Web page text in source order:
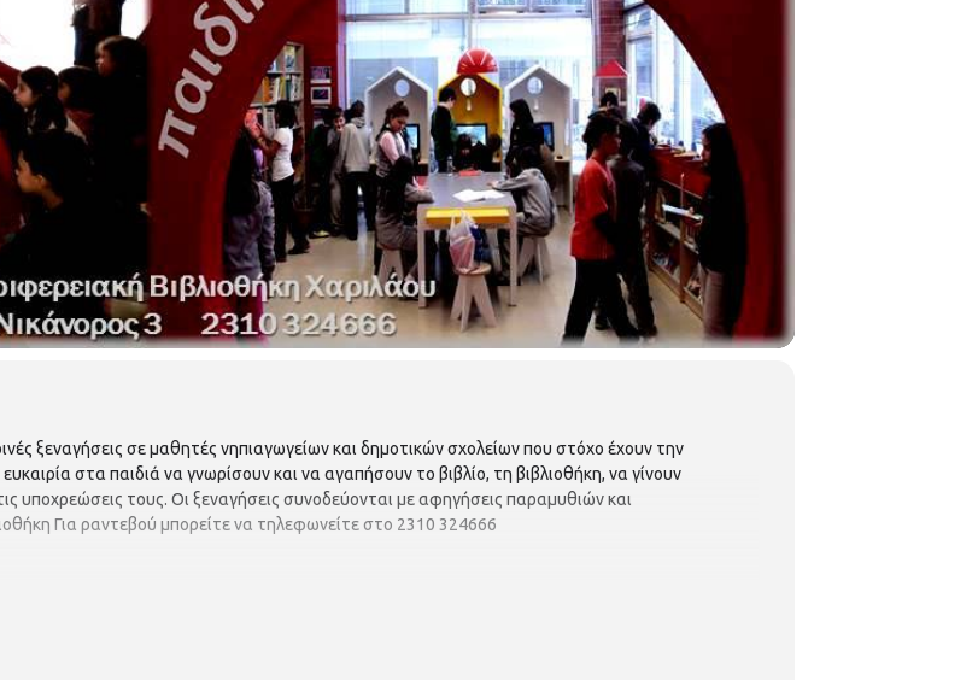
ξεναγήσεις σε μαθητές νηπιαγωγείων και δημοτικών σχολείων που στόχο έχουν την
στα παιδιά να γνωρίσουν και να αγαπήσουν το βιβλίο, τη βιβλιοθήκη, να γίνουν
υποχρεώσεις τους. Οι ξεναγήσεις συνοδεύονται με αφηγήσεις παραμυθιών και
Για ραντεβού μπορείτε να τηλεφωνείτε στο 2310 324666